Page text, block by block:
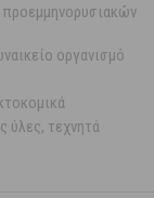
οργανισμό
ύλες, τεχνητά